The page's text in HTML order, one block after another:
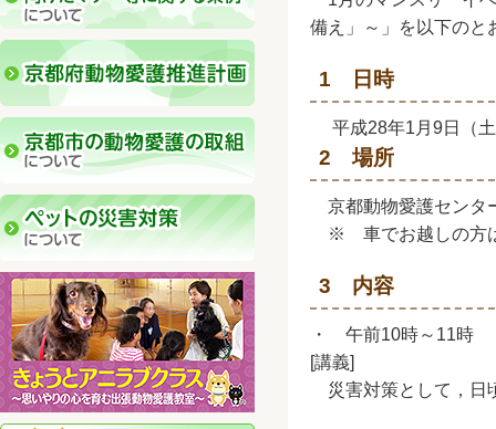
備え」～」を以下のと
1 日時
平成28年1月9日（
2 場所
京都動物愛護センタ
※ 車でお越しの方は
3 内容
・ 午前10時～11時
[講義]
災害対策として，日